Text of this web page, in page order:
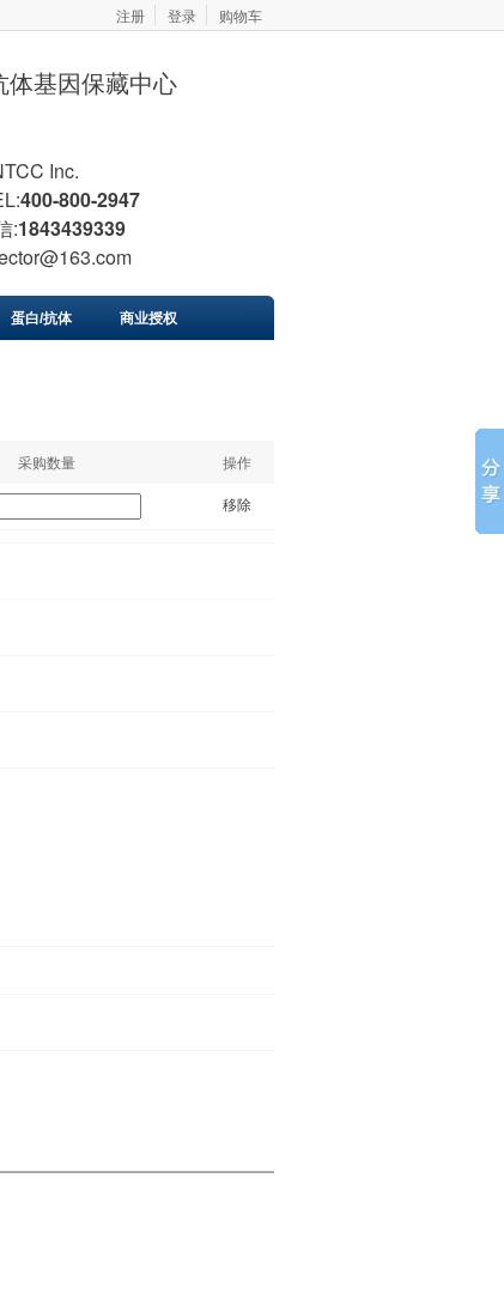
注册 登录 购物车
体基因保藏中心
Inc.
400-800-2947
:1843439339
蛋白/抗体 商业授权
采购数量 操作
移除